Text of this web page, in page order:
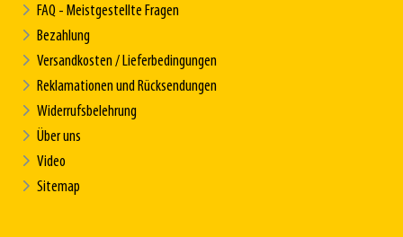
FAQ - Meistgestellte Fragen
Bezahlung
Versandkosten / Lieferbedingungen
Reklamationen und Rücksendungen
Widerrufsbelehrung
Über uns
Video
Sitemap